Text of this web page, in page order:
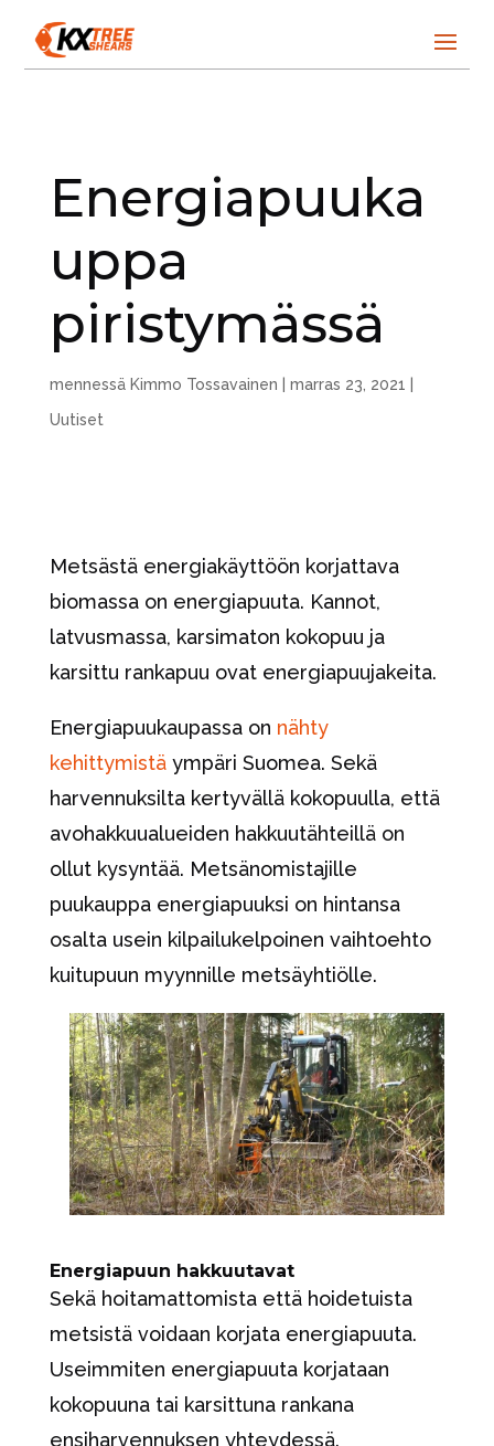
Energiapuuka
uppa
piristymässä
mennessä Kimmo Tossavainen marras 23, 2021
Uutiset
Metsästä energiakäyttöön korjattava
biomassa on energiapuuta. Kannot,
latvusmassa, karsimaton kokopuu ja
karsittu rankapuu ovat energiapuujakeita.
Energiapuukaupassa on nähty
kehittymistäympäri Suomea. Sekä
harvennuksilta kertyvällä kokopuulla, että
avohakkuualueiden hakkuutähteillä on
ollut kysyntää. Metsänomistajille
puukauppa energiapuuksi on hintansa
osalta usein kilpailukelpoinen vaihtoehto
kuitupuun myynnille metsäyhtiölle.
Energiapuun hakkuutavat
Sekä hoitamattomista että hoidetuista
metsistä voidaan korjata energiapuuta.
Useimmiten energiapuuta korjataan
kokopuuna tai karsittuna rankana
ensiharvennuksen yhteydessä.